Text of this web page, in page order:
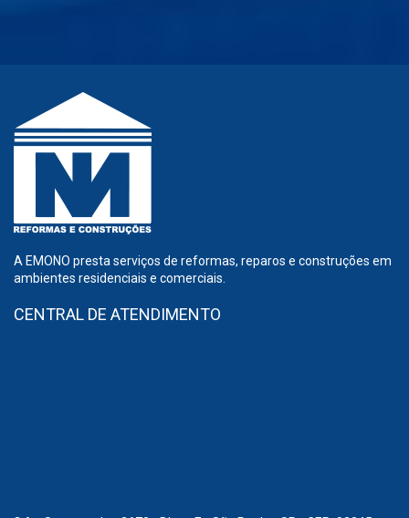
A EMONO presta serviços de reformas, reparos e construções em
ambientes residenciais e comerciais.
CENTRAL DE ATENDIMENTO